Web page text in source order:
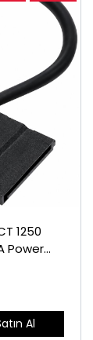
1250
Power
Al